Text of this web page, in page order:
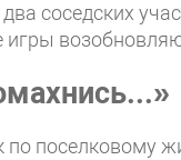
соседских
игры
по поселковому